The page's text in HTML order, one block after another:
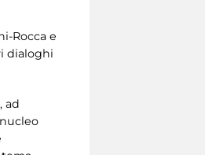
Rocca e
dialoghi
ad